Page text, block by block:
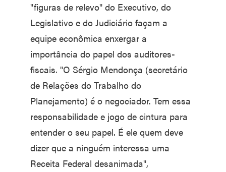
"figuras de relevo" do Executivo, do
Legislativo e do Judiciário façam a
equipe econômica enxergar a
importância do papel dos auditores-
fiscais. "O Sérgio Mendonça (secretário
de Relações do Trabalho do
Planejamento) é o negociador. Tem essa
responsabilidade e jogo de cintura para
entender o seu papel. É ele quem deve
dizer que a ninguém interessa uma
Receita Federal desanimada",